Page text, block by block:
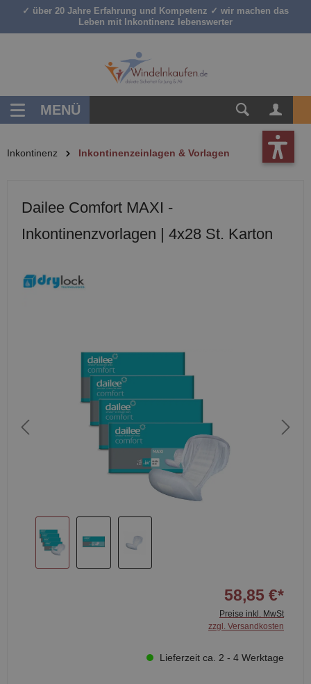
springen
✓ über 20 Jahre Erfahrung und Kompetenz ✓ wir machen das
Leben mit Inkontinenz lebenswerter
MENÜ
Inkontinenz Inkontinenzeinlagen & Vorlagen
Dailee Comfort MAXI -
Inkontinenzvorlagen | 4x28 St. Karton
58,85 €*
Preise inkl. MwSt
zzgl. Versandkosten
Lieferzeit ca. 2 - 4 Werktage